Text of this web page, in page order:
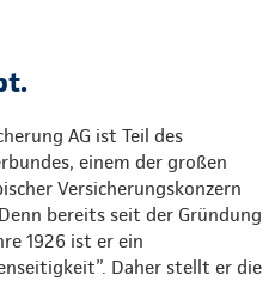
AG ist Teil des
einem der großen
Versicherungskonzern
bereits seit der Gründung
1926 ist er ein
Daher stellt er die